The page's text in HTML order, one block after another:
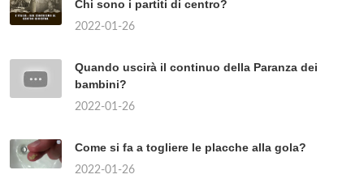
Chi sono i partiti di centro?
2022-01-26
Quando uscirà il continuo della Paranza dei
bambini?
2022-01-26
Come si fa a togliere le placche alla gola?
2022-01-26